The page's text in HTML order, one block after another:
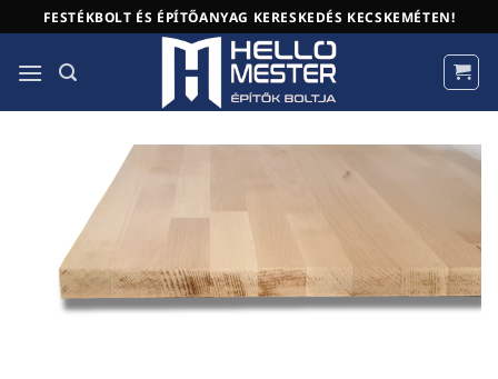
to
content
FESTÉKBOLT ÉS ÉPÍTŐANYAG KERESKEDÉS KECSKEMÉTEN!